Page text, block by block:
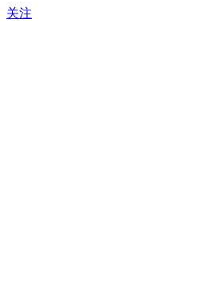
关注